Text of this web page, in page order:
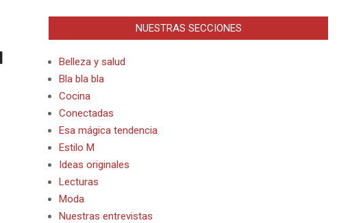
NUESTRAS SECCIONES
Belleza y salud
Bla bla bla
Cocina
Conectadas
Esa mágica tendencia
Estilo M
Ideas originales
Lecturas
Moda
Nuestras entrevistas